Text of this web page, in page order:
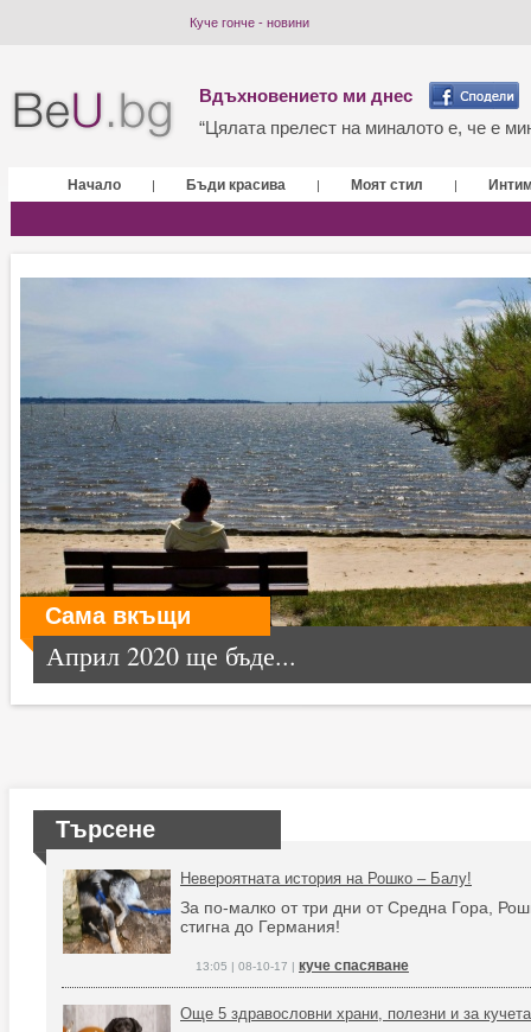
Куче гонче - новини
Вдъхновението ми днес
“Цялата прелест на миналото е, че е
Начало | Бъди красива | Моят стил |
Сама вкъщи
Април 2020 ще бъде...
Търсене
Невероятната история на Рошко – Балу!
За по-малко от три дни от Средна Гора,
стигна до Германия!
13:05 | 08-10-17 | куче спасяване
Още 5 здравословни храни, полезни и за кучета